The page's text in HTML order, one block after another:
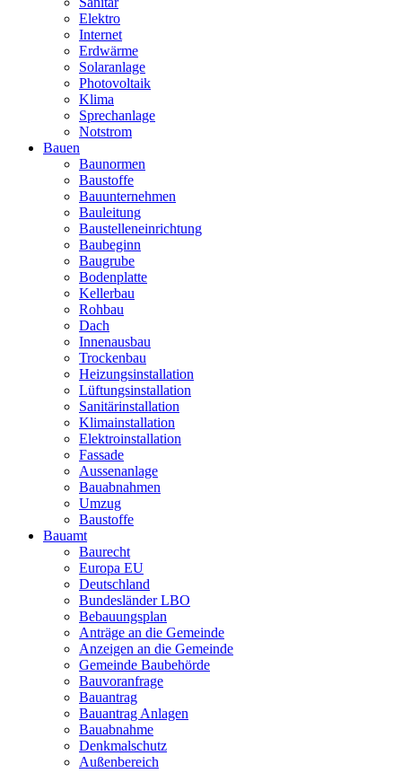
Elektro
Internet
Erdwärme
Solaranlage
Photovoltaik
Klima
Sprechanlage
Notstrom
Bauen
Baunormen
Baustoffe
Bauunternehmen
Bauleitung
Baustelleneinrichtung
Baubeginn
Baugrube
Bodenplatte
Kellerbau
Rohbau
Dach
Innenausbau
Trockenbau
Heizungsinstallation
Lüftungsinstallation
Sanitärinstallation
Klimainstallation
Elektroinstallation
Fassade
Aussenanlage
Bauabnahmen
Umzug
Baustoffe
Bauamt
Baurecht
Europa EU
Deutschland
Bundesländer LBO
Bebauungsplan
Anträge an die Gemeinde
Anzeigen an die Gemeinde
Gemeinde Baubehörde
Bauvoranfrage
Bauantrag
Bauantrag Anlagen
Bauabnahme
Denkmalschutz
Außenbereich